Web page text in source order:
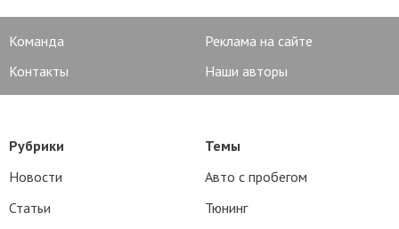
Команда
Реклама на сайте
Контакты
Наши авторы
Рубрики
Новости
Статьи
Темы
Авто с пробегом
Тюнинг